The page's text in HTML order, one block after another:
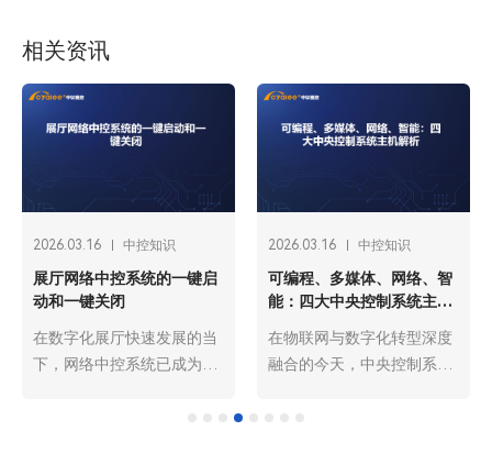
相关资讯
2026.03.16 中控知识
展厅网络中控系统的一键启
动和一键关闭
在数字化展厅快速发展的当
下，网络中控系统已成为展
2026.03.16 中控知识
可编程、多媒体、网络、智
能：四大中央控制系统主机
在物联网与数字化转型深度
融合的今天，中央控制系统